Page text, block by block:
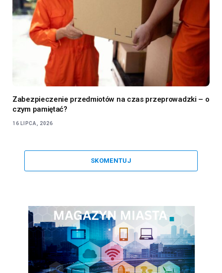
Zabezpieczenie przedmiotów na czas przeprowadzki – o
czym pamiętać?
16 LIPCA, 2026
SKOMENTUJ